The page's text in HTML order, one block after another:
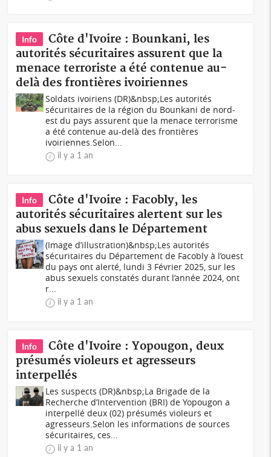
Info
Côte d'Ivoire : Bounkani, les
autorités sécuritaires assurent que la
menace terroriste a été contenue au-
delà des frontières ivoiriennes
Soldats ivoiriens (DR)&nbsp;Les autorités
sécuritaires de la région du Bounkani de nord-
est du pays assurent que la menace terrorisme
a été contenue au-delà des frontières
ivoiriennes.Selon...
il y a 1 an
Info
Côte d'Ivoire : Facobly, les
autorités sécuritaires alertent sur les
abus sexuels dans le Département
(Image d’illustration)&nbsp;Les autorités
sécuritaires du Département de Facobly à l’ouest
du pays ont alerté, lundi 3 Février 2025, sur les
abus sexuels constatés durant l’année 2024, ont
r...
il y a 1 an
Info
Côte d'Ivoire : Yopougon, deux
présumés violeurs et agresseurs
interpellés
Les suspects (DR)&nbsp;La Brigade de la
Recherche d’Intervention (BRI) de Yopougon a
interpellé deux (02) présumés violeurs et
agresseurs.Selon les informations de sources
sécuritaires, ces...
il y a 1 an